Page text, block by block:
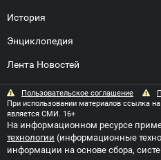
История
Энциклопедия
Лента Новостей
Пользовательское соглашение
При использовании материалов ссылка
является СМИ. 16+
На информационном ресурсе
технологии (информационные
информации на основе сбора,